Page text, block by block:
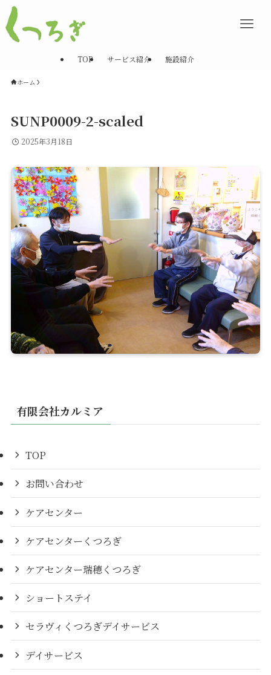
TOP サービス紹介 施設紹介
ホーム
SUNP0009-2-scaled
2025年3月18日
有限会社カルミア
TOP
お問い合わせ
ケアセンター
ケアセンターくつろぎ
ケアセンター瑞穂くつろぎ
ショートステイ
セラヴィくつろぎデイサービス
デイサービス